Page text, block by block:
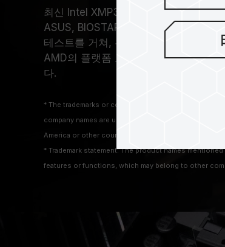
최신 Intel XMP3.0과 AMD EXPO 오
ASUS, BIOSTAR, GIGABYTE, MSI 메
테스트를 거쳐, 우수한 호환성으로 메
AMD의 플랫폼 모두 원 클릭으로 손쉽
다.
* The trademarks or company names mentioned on
company names are used as trademarks which are
America or other countries and regions.
* Trademark statement: The product names
features or functions, which may belong to other